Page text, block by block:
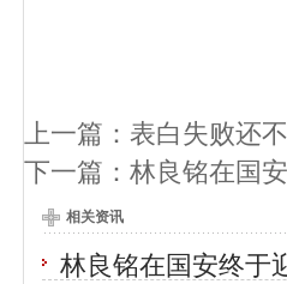
上一篇： 表白失败还
下一篇： 林良铭在国
相关资讯
林良铭在国安终于